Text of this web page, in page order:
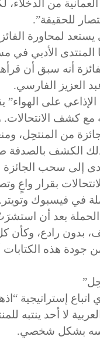
العمانية من
للحقيقة”.
يستعد لمحاورة
الأدبي في
أنه سبق أن
العزيز الفارسي.
على الهواء”
مع كشف
من المنتحِل،
الكشف بالصدفة
إلى سحب الجائزة
بقرار واعٍ
بعد أن
بدون رادع، وكأن
جودة هذه الكتابات
المعمري اتباع
لا أحد ينتبه
بشكل شخصي.